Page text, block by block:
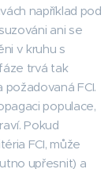
například pod
ani se
v kruhu s
trvá tak
FCI.
populace,
Pokud
FCI, může
upřesnit) a